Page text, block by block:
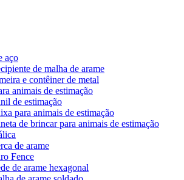
aço
de malha de arame
e contêiner de metal
animais de estimação
de estimação
para animais de estimação
de brincar para animais de estimação
de arame
Fence
de arame hexagonal